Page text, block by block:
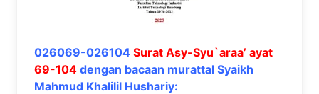
026069-026104 Surat Asy-Syu`araa’ ayat
69-104 dengan bacaan murattal Syaikh
Mahmud Khalilil Hushariy: